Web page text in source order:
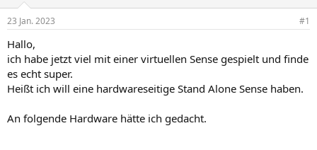
l
e
l
23 Jan. 2023 #1
Hallo,
ich habe jetzt viel mit einer virtuellen Sense gespielt und finde
es echt super.
Heißt ich will eine hardwareseitige Stand Alone Sense haben.
An folgende Hardware hätte ich gedacht.